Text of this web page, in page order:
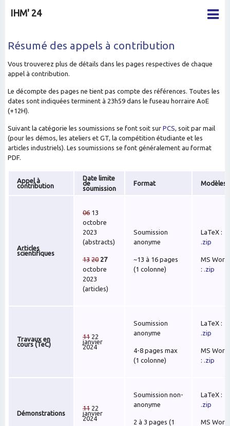
IHM' 24
Résumé des appels à contribution
Vous trouverez plus de détails dans les pages respectives de chaque
appel à contribution.
Le décompte des pages ne tient pas compte des références. Toutes les
dates sont indiquées terminent à 23h59 dans le fuseau horraire AoE
(+12H).
Suivant la catégorie les soumissions se font soit sur PCS, soit par mail
(pour les démos, les ateliers et GT, la compétition étudiante et les
articles industriels). Les soumissions se font généralement au format
PDF.
Appel à
contribution
Date limite
de
soumission
Format Modèles
Articles
scientifiques
06 13
octobre
2023
(abstracts)
13 20 27
octobre
2023
(articles)
Soumission
anonyme
~13 à 16 pages
(1 colonne)
LaTeX :
.zip
MS Word
: .zip
Travaux en
cours (TeC)
11 22
janvier
2024
Soumission
anonyme
4-8 pages max
(1 colonne)
LaTeX :
.zip
MS Word
: .zip
Démonstrations
11 22
janvier
2024
Soumission non-
anonyme
2 à 3 pages (1
LaTeX :
.zip
MS Word